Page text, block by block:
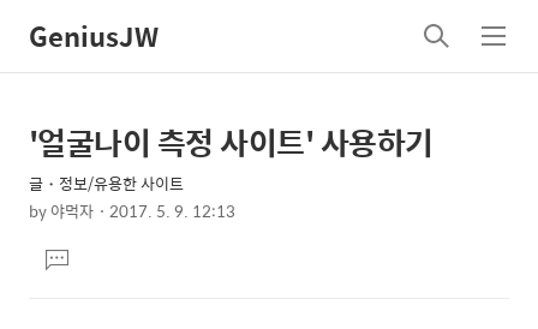
GeniusJW
검
색
메
뉴
상
세
컨
텐
츠
본
문
제
목
'얼굴나이 측정 사이트' 사용하기
글・정보/유용한 사이트
by야먹자 2017. 5. 9. 12:13
문댓
글